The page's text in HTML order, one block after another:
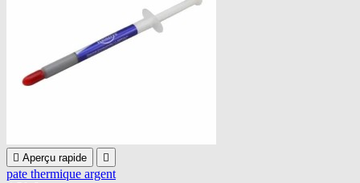
 Aperçu rapide 
pate thermique argent